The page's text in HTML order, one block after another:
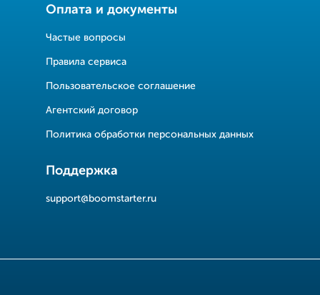
Оплата и документы
Частые вопросы
Правила сервиса
Пользовательское соглашение
Агентский договор
Политика обработки персональных данных
Поддержка
support@boomstarter.ru